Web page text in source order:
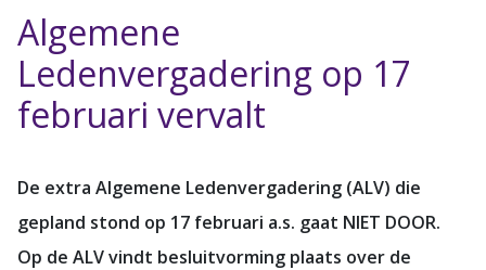
Algemene
Ledenvergadering op 17
februari vervalt
De extra Algemene Ledenvergadering (ALV) die
gepland stond op 17 februari a.s. gaat NIET DOOR.
Op de ALV vindt besluitvorming plaats over de